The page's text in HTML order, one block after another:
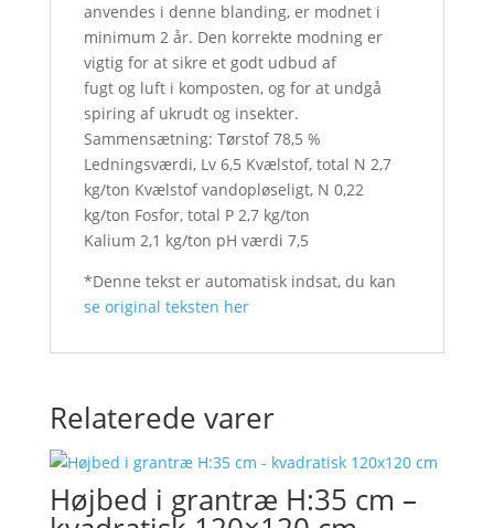
anvendes i denne blanding, er modnet i
minimum 2 år. Den korrekte modning er
vigtig for at sikre et godt udbud af
fugt og luft i komposten, og for at undgå
spiring af ukrudt og insekter.
Sammensætning: Tørstof 78,5 %
Ledningsværdi, Lv 6,5 Kvælstof, total N 2,7
kg/ton Kvælstof vandopløseligt, N 0,22
kg/ton Fosfor, total P 2,7 kg/ton
Kalium 2,1 kg/ton pH værdi 7,5
*Denne tekst er automatisk indsat, du kan
se original teksten her
Relaterede varer
Højbed i grantræ H:35 cm –